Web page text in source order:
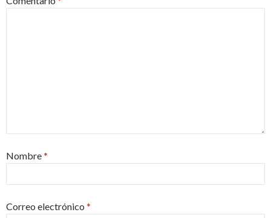
Nombre*
Correo electrónico *